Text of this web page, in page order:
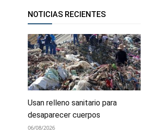
NOTICIAS RECIENTES
Usan relleno sanitario para
desaparecer cuerpos
06/08/2026